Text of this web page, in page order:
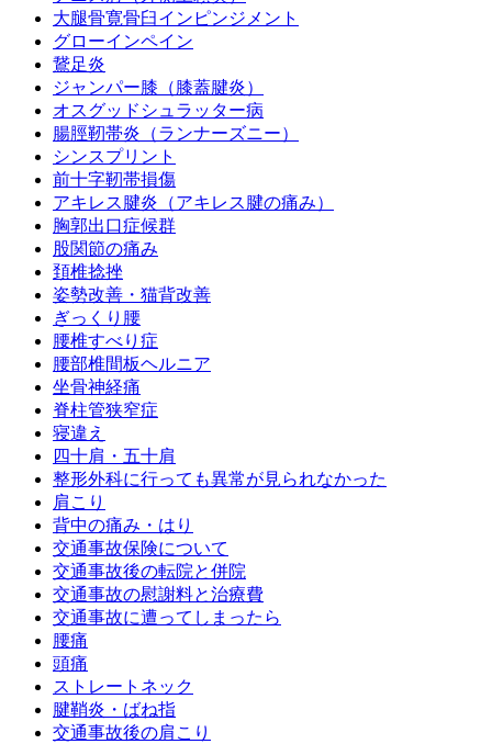
大腿骨寛骨臼インピンジメント
グローインペイン
鵞足炎
ジャンパー膝（膝蓋腱炎）
オスグッドシュラッター病
腸脛靭帯炎（ランナーズニー）
シンスプリント
前十字靭帯損傷
アキレス腱炎（アキレス腱の痛み）
胸郭出口症候群
股関節の痛み
頚椎捻挫
姿勢改善・猫背改善
ぎっくり腰
腰椎すべり症
腰部椎間板ヘルニア
坐骨神経痛
脊柱管狭窄症
寝違え
四十肩・五十肩
整形外科に行っても異常が見られなかった
肩こり
背中の痛み・はり
交通事故保険について
交通事故後の転院と併院
交通事故の慰謝料と治療費
交通事故に遭ってしまったら
腰痛
頭痛
ストレートネック
腱鞘炎・ばね指
交通事故後の肩こり